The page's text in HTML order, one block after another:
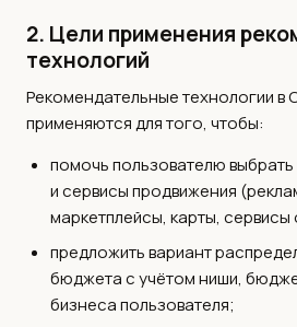
2. Цели применения
технологий
Рекомендательные технологии в
применяются для того, чтобы:
помочь пользователю
и сервисы продвижения
маркетплейсы, карты, сервисы
предложить вариант
бюджета с учётом ниши,
бизнеса пользователя;